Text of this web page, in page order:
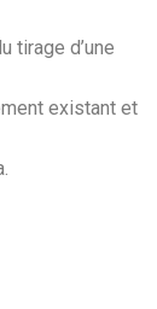
tirage d’une
existant et